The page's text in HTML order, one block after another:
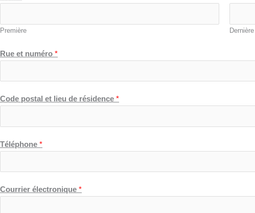
Première Dernière
Rue et numéro *
Code postal et lieu de résidence *
Téléphone *
Courrier électronique *